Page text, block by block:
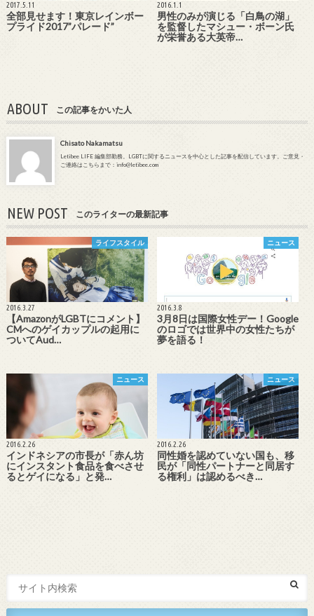
2017.5.11
全部見せます！東京レインボー
プライド2017”パレード”
2016.1.1
男性のみが演じる「白鳥の湖」
を監督したマシュー・ボーン氏
が栄誉ある大英帝…
ABOUT この記事をかいた人
Chisato Nakamatsu
Letibee LIFE 編集部勤務。LGBTに関するニュースを中心とした記事を配信しています。ご意見・
ご連絡はこちらまで：info@letibee.com
NEW POST このライターの最新記事
ライフスタイル
2016.3.27
【AmazonがLGBTにコメント】
CMへのゲイカップルの起用に
ついてAud…
ニュース
2016.3.8
3月8日は国際女性デー！Google
のロゴでは世界中の女性たちが
夢を語る！
ニュース
2016.2.26
インドネシアの市長が「赤ん坊
にインスタント食品を食べさせ
るとゲイになる」と発…
ニュース
2016.2.26
同性婚を認めていない国も、移
民が「同性パートナーと同居す
る権利」は認めるべき…